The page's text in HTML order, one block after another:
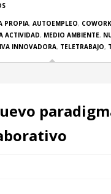
PROPIA, AUTOEMPLEO,
ACTIVIDAD, MEDIO AMBIENTE,
INNOVADORA, TELETRABAJO,